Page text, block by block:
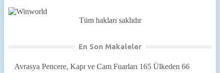
Tüm hakları saklıdır
En Son Makaleler
Avrasya Pencere, Kapı ve Cam Fuarları 165 Ülkeden 66